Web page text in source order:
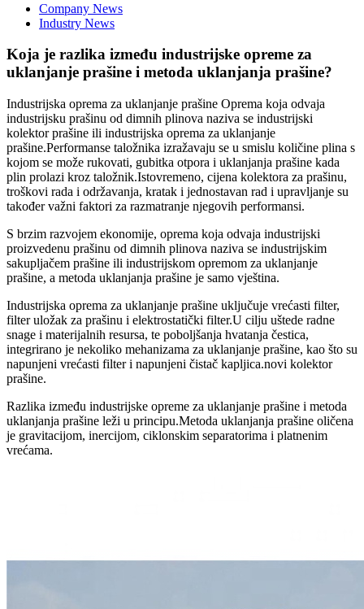
Company News
Industry News
Koja je razlika između industrijske opreme za
uklanjanje prašine i metoda uklanjanja prašine?
Industrijska oprema za uklanjanje prašine Oprema koja odvaja
industrijsku prašinu od dimnih plinova naziva se industrijski
kolektor prašine ili industrijska oprema za uklanjanje
prašine.Performanse taložnika izražavaju se u smislu količine plina s
kojom se može rukovati, gubitka otpora i uklanjanja prašine kada
plin prolazi kroz taložnik.Istovremeno, cijena kolektora za prašinu,
troškovi rada i održavanja, kratak i jednostavan rad i upravljanje su
također važni faktori za razmatranje njegovih performansi.
S brzim razvojem ekonomije, oprema koja odvaja industrijski
proizvedenu prašinu od dimnih plinova naziva se industrijskim
sakupljačem prašine ili industrijskom opremom za uklanjanje
prašine, a metoda uklanjanja prašine je samo vještina.
Industrijska oprema za uklanjanje prašine uključuje vrećasti filter,
filter uložak za prašinu i elektrostatički filter.U cilju uštede radne
snage i materijalnih resursa, te poboljšanja hvatanja čestica,
integrirano je nekoliko mehanizama za uklanjanje prašine, kao što su
napunjeni vrećasti filter i napunjeni čistač kapljica.novi kolektor
prašine.
Razlika između industrijske opreme za uklanjanje prašine i metoda
uklanjanja prašine leži u principu.Metoda uklanjanja prašine oličena
je gravitacijom, inercijom, ciklonskim separatorima i platnenim
vrećama.